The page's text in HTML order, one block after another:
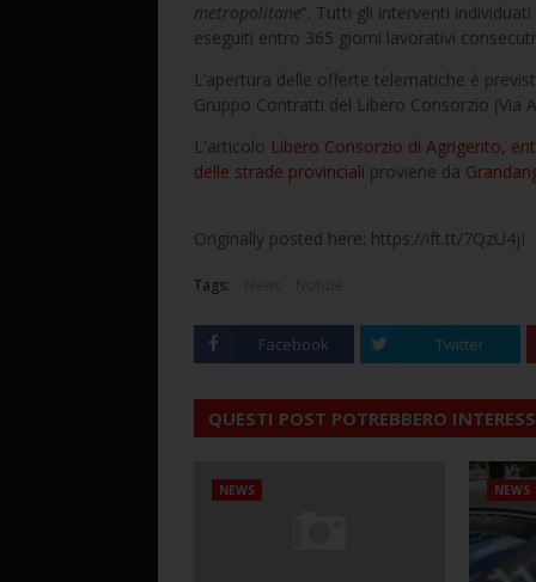
metropolitane”. Tutti gli interventi
eseguiti entro 365 giorni lavorativi
L’apertura delle offerte telematiche è
Gruppo Contratti del Libero Consorzio (Via
L'articolo Libero Consorzio di Agrigento,
delle strade provinciali proviene da
Originally posted here: https://ift.tt/7QzU4jI
Tags:
Facebook Twitter
QUESTI POST POTREBBERO
NEWS NEWS